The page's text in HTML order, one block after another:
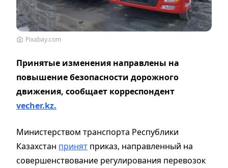
Pixabay.com
Принятые изменения направлены на
повышение безопасности дорожного
движения, сообщает корреспондент
vecher.kz.
Министерством транспорта Республики
Казахстан принят приказ, направленный на
совершенствование регулирования перевозок